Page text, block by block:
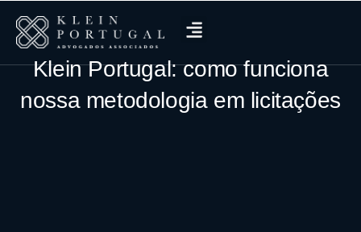
Klein Portugal: como funciona
nossa metodologia em licitações